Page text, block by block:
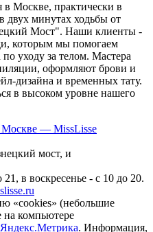
в Москве, практически в
двух минутах ходьбы от
Мост". Наши клиенты -
которым мы помогаем
по уходу за телом. Мастера
оформляют брови и
дизайна и временных тату.
в высоком уровне нашего
мост, и
21, в воскресенье - с 10 до 20.
«cookies» (небольшие
на компьютере
. Информация,